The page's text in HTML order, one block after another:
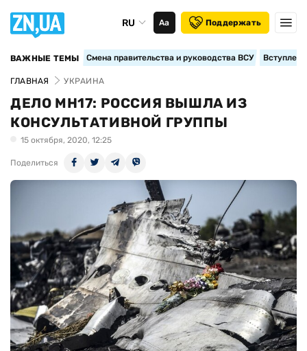
RU Аа Поддержать
ВАЖНЫЕ ТЕМЫ Смена правительства и руководства ВСУ
ГЛАВНАЯ УКРАИНА
ДЕЛО МН17: РОССИЯ ВЫШЛА ИЗ
КОНСУЛЬТАТИВНОЙ ГРУППЫ
15 октября, 2020, 12:25
Поделиться